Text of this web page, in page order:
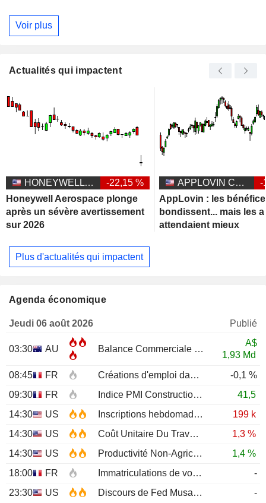
Voir plus
Actualités qui impactent
HONEYWELL AEROSPACE INC.
-22,15 %
Honeywell Aerospace plonge
après un sévère avertissement
sur 2026
APPLOVIN CORPORATION
-
AppLovin : les
bondissent... mais les
attendaient mieux
Plus d'actualités qui impactent
Agenda économique
Jeudi 06 août 2026 Publié
03:30 AU Balance CommercialeJUN
A$
1,93 Md
08:45
FR Créations d'emploi dans le secteur privé non agricole (Trimestriel)
-0,1 %
09:30
FR Indice PMI Construction
41,5
14:30
US Inscriptions hebdomadaires au chômage
199 k
14:30
US Coût Unitaire Du Travail (Trimestriel)Prél
1,3 %
14:30
US Productivité Non-Agricole (Trimestriel) Prél
1,4 %
18:00
FR Immatriculations de voitures neuves (annuelles)
-
23:30
US Discours de Fed Musalem -